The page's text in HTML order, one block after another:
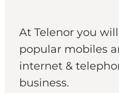
At Telenor you
popular mobiles
internet &
business.